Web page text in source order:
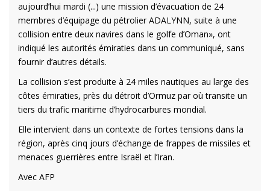
aujourd’hui mardi (...) une mission d’évacuation de 24
membres d’équipage du pétrolier ADALYNN, suite à une
collision entre deux navires dans le golfe d’Oman», ont
indiqué les autorités émiraties dans un communiqué, sans
fournir d’autres détails.
La collision s’est produite à 24 miles nautiques au large des
côtes émiraties, près du détroit d’Ormuz par où transite un
tiers du trafic maritime d’hydrocarbures mondial.
Elle intervient dans un contexte de fortes tensions dans la
région, après cinq jours d’échange de frappes de missiles et
menaces guerrières entre Israël et l’Iran.
Avec AFP